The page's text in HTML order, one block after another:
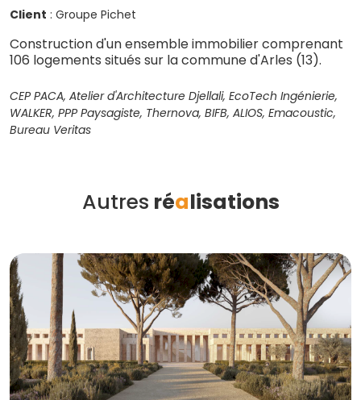
Client : Groupe Pichet
Construction d'un ensemble immobilier comprenant
106 logements situés sur la commune d'Arles (13).
CEP PACA, Atelier d'Architecture Djellali, EcoTech Ingénierie,
WALKER, PPP Paysagiste, Thernova, BIFB, ALIOS, Emacoustic,
Bureau Veritas
Autres réalisations